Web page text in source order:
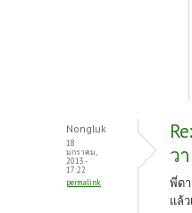
Nongluk
18
มกราคม,
2013 -
17:22
permalink
วา
พี่ด
แล้ว